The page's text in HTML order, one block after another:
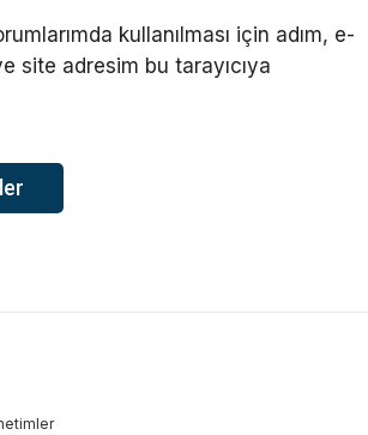
kullanılması için adım, e-
site adresim bu tarayıcıya